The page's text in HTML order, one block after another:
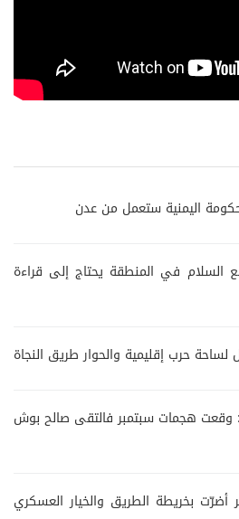
اليمنية ستعمل من عدن
السلام في المنطقة يحتاج إلى قراءة
لساحة حرب إقليمية والحوار طريق النجاة
وقعت هجمات سبتمبر فالتقى صالح بوش
أضرّت بخريطة الطريق والخيار العسكري